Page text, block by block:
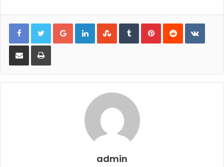
Google+ LinkedIn StumbleUpon Tumblr Pinterest Reddit
E-Posta ile paylaş Yazdır
admin